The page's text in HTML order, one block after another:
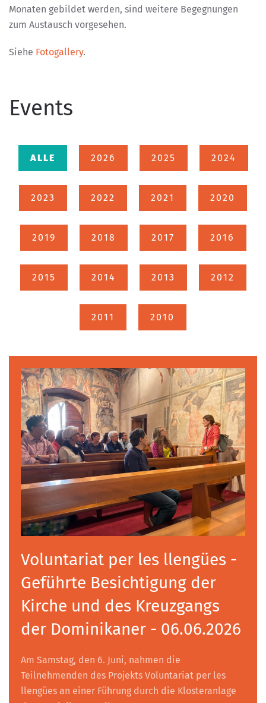
Monaten gebildet werden, sind weitere Begegnungen
zum Austausch vorgesehen.
Siehe Fotogallery.
Events
ALLE 2026 2025 2024
2023 2022 2021 2020
2019 2018 2017 2016
2015 2014 2013 2012
2011 2010
Voluntariat per les llengües -
Geführte Besichtigung der
Kirche und des Kreuzgangs
der Dominikaner - 06.06.2026
Am Samstag, den 6. Juni, nahmen die
Teilnehmenden des Projekts Voluntariat per les
llengües an einer Führung durch die Klosteranlage